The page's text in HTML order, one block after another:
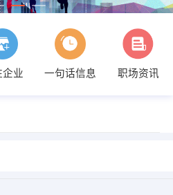
企业 一句话信息 职场资讯